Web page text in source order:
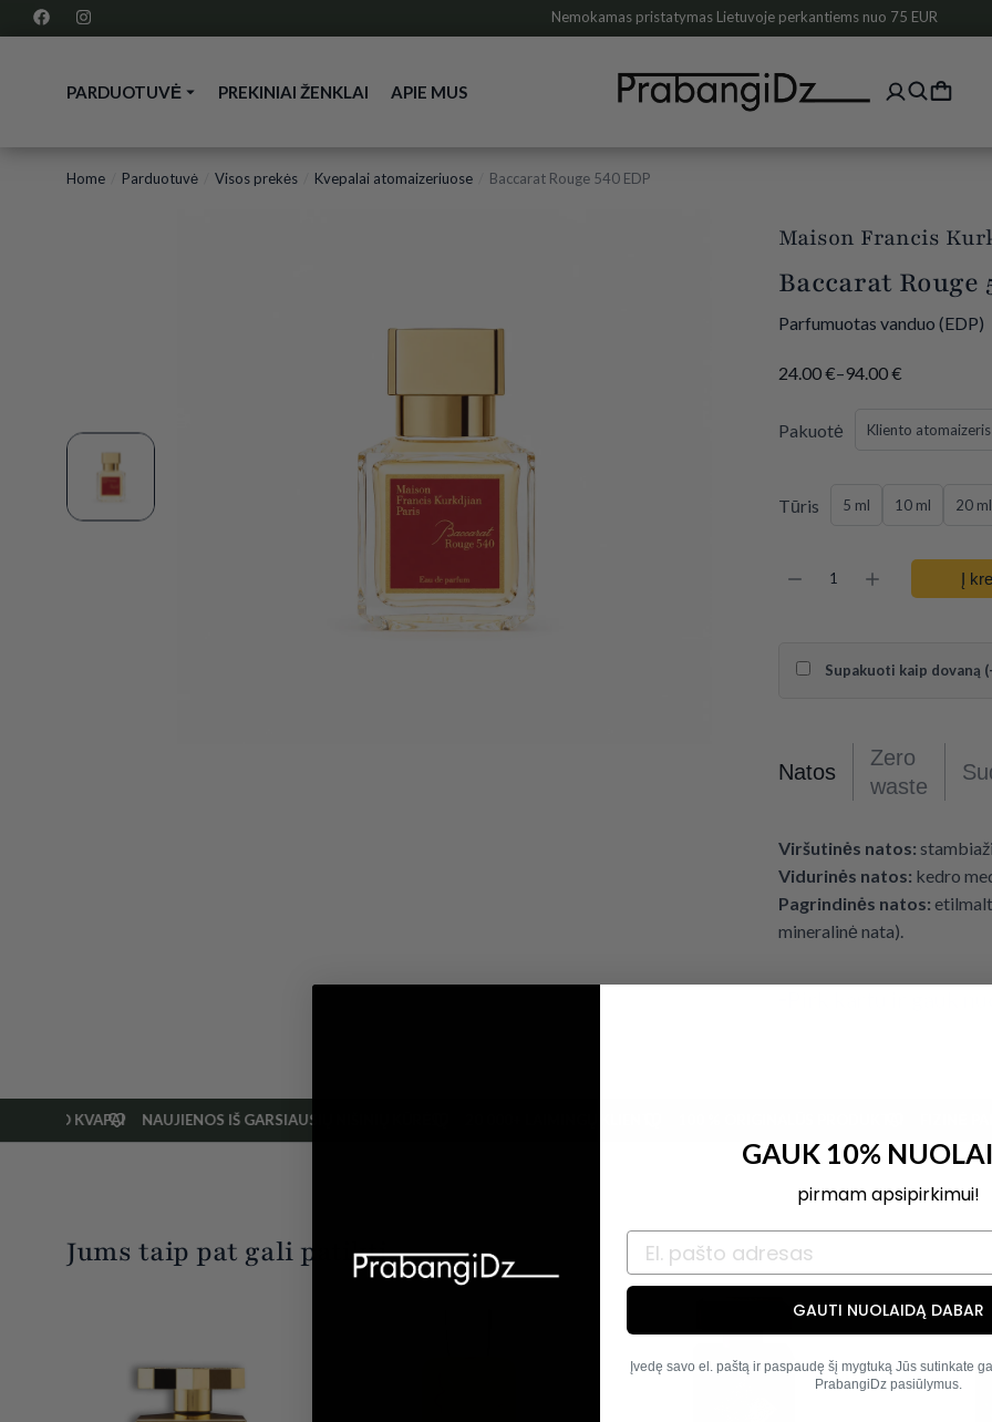
Nemokamas pristatymas Lietuvoje perkantiems nuo 75 EUR
PARDUOTUVĖ PREKINIAI ŽENKLAI APIE MUS
You are here:
Home Parduotuvė Visos prekės Kvepalai atomaizeriuose Baccarat Rouge 540 EDP
Maison Francis
Baccarat Rouge
Parfumuotas vanduo (EDP)
24.00€–94.00€
Pakuotė Kliento atomaizeris
Tūris 5 ml 10 ml 20 ml
Į
Supakuoti kaip dovaną
Natos
Zero
waste
Viršutinės natos:
Vidurinės natos: kedro
Pagrindinės natos:
mineralinė nata).
KVAPAI NAUJIENOS IŠ GARSIAUSIŲ NIŠINIŲ KŪRĖJŲ
Jums taip pat gali patikti
GAUK 10%
pirmam apsipirkimui!
GAUTI NUOLAIDĄ DABAR
Įvedę savo el. paštą ir paspaudę šį mygtuką Jūs sutinkate
PrabangiDz pasiūlymus.